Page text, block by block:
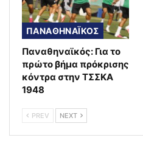
ΠΑΝΑΘΗΝΑΪΚΟΣ
Παναθηναϊκός: Για το
πρώτο βήμα πρόκρισης
κόντρα στην ΤΣΣΚΑ
1948
PREV NEXT